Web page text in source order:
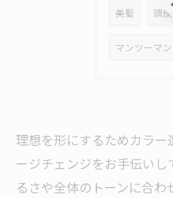
美髪 頭
マンツーマン
理想を形にするためカラ
ージチェンジをお手伝い
るさや全体のトーンに合